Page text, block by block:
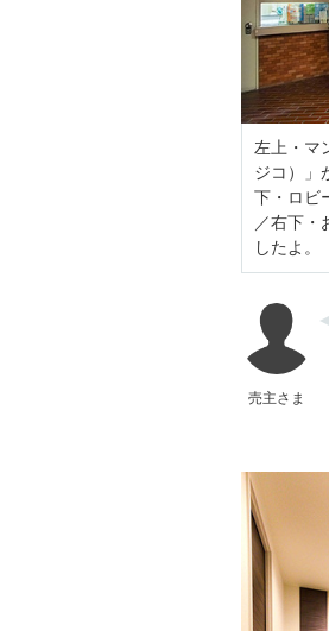
左上・マ
ジコ）」
下・ロビ
／右下・
したよ。
売主さま